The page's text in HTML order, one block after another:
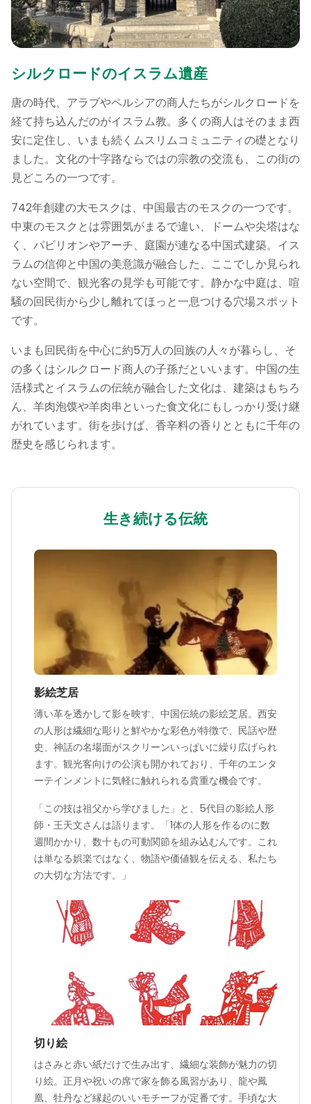
シルクロードのイスラム遺産
唐の時代、アラブやペルシアの商人たちがシルクロードを
経て持ち込んだのがイスラム教。多くの商人はそのまま西
安に定住し、いまも続くムスリムコミュニティの礎となり
ました。文化の十字路ならではの宗教の交流も、この街の
見どころの一つです。
742年創建の大モスクは、中国最古のモスクの一つです。
中東のモスクとは雰囲気がまるで違い、ドームや尖塔はな
く、パビリオンやアーチ、庭園が連なる中国式建築。イス
ラムの信仰と中国の美意識が融合した、ここでしか見られ
ない空間で、観光客の見学も可能です。静かな中庭は、喧
騒の回民街から少し離れてほっと一息つける穴場スポット
です。
いまも回民街を中心に約5万人の回族の人々が暮らし、そ
の多くはシルクロード商人の子孫だといいます。中国の生
活様式とイスラムの伝統が融合した文化は、建築はもちろ
ん、羊肉泡馍や羊肉串といった食文化にもしっかり受け継
がれています。街を歩けば、香辛料の香りとともに千年の
歴史を感じられます。
生き続ける伝統
影絵芝居
薄い革を透かして影を映す、中国伝統の影絵芝居。西安
の人形は繊細な彫りと鮮やかな彩色が特徴で、民話や歴
史、神話の名場面がスクリーンいっぱいに繰り広げられ
ます。観光客向けの公演も開かれており、千年のエンタ
ーテインメントに気軽に触れられる貴重な機会です。
「この技は祖父から学びました」と、5代目の影絵人形
師・王天文さんは語ります。「1体の人形を作るのに数
週間かかり、数十もの可動関節を組み込むんです。これ
は単なる娯楽ではなく、物語や価値観を伝える、私たち
の大切な方法です。」
切り絵
はさみと赤い紙だけで生み出す、繊細な装飾が魅力の切
り絵。正月や祝いの席で家を飾る風習があり、龍や鳳
凰、牡丹など縁起のいいモチーフが定番です。手頃な大